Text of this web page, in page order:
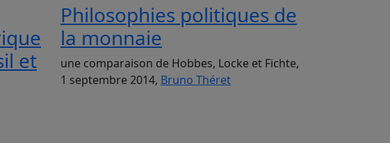
et
Philosophies politiques de
la monnaie
une comparaison de Hobbes, Locke et Fichte,
1 septembre 2014, Bruno Théret